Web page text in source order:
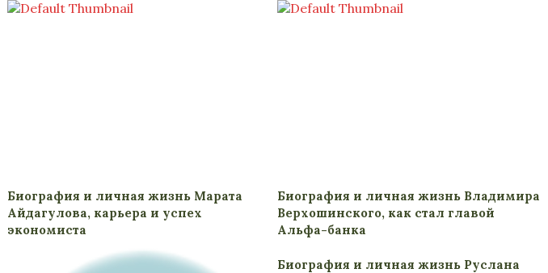
Биография и личная жизнь Марата
Айдагулова, карьера и успех
экономиста
Биография и личная жизнь Владимира
Верхошинского, как стал главой
Альфа-банка
Биография и личная жизнь Руслана